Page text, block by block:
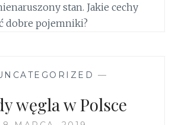
stan. Jakie cechy
dobre pojemniki?
—
węgla w Polsce